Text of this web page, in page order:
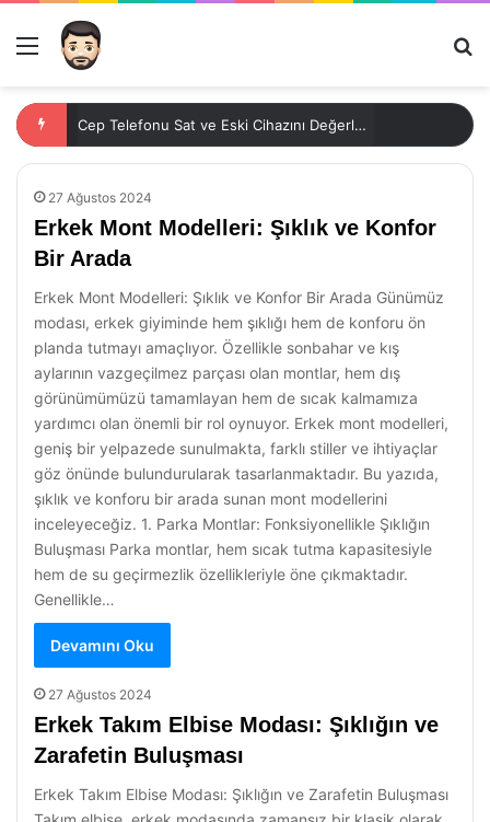
Menü
Cep Telefonu Sat ve Eski Cihazını Değerlendir
27 Ağustos 2024
Erkek Mont Modelleri: Şıklık ve Konfor
Bir Arada
Erkek Mont Modelleri: Şıklık ve Konfor Bir Arada Günümüz
modası, erkek giyiminde hem şıklığı hem de konforu ön
planda tutmayı amaçlıyor. Özellikle sonbahar ve kış
aylarının vazgeçilmez parçası olan montlar, hem dış
görünümümüzü tamamlayan hem de sıcak kalmamıza
yardımcı olan önemli bir rol oynuyor. Erkek mont modelleri,
geniş bir yelpazede sunulmakta, farklı stiller ve ihtiyaçlar
göz önünde bulundurularak tasarlanmaktadır. Bu yazıda,
şıklık ve konforu bir arada sunan mont modellerini
inceleyeceğiz. 1. Parka Montlar: Fonksiyonellikle Şıklığın
Buluşması Parka montlar, hem sıcak tutma kapasitesiyle
hem de su geçirmezlik özellikleriyle öne çıkmaktadır.
Genellikle…
Devamını Oku
27 Ağustos 2024
Erkek Takım Elbise Modası: Şıklığın ve
Zarafetin Buluşması
Erkek Takım Elbise Modası: Şıklığın ve Zarafetin Buluşması